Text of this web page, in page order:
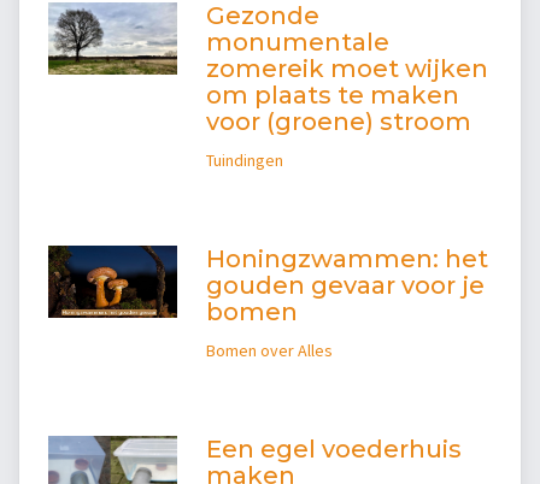
Gezonde
monumentale
zomereik moet wijken
om plaats te maken
voor (groene) stroom
Tuindingen
Honingzwammen: het
gouden gevaar voor je
bomen
Bomen over Alles
Een egel voederhuis
maken